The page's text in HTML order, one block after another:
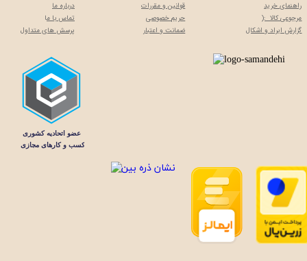
راهنمای خرید
مرجوعی کالا :(
گزارش ایراد و اشکال
قوانین و مقررات
حریم خصوصی
ضمانت و اعتبار
درباره ما
تماس با ما
پرسش های متداول